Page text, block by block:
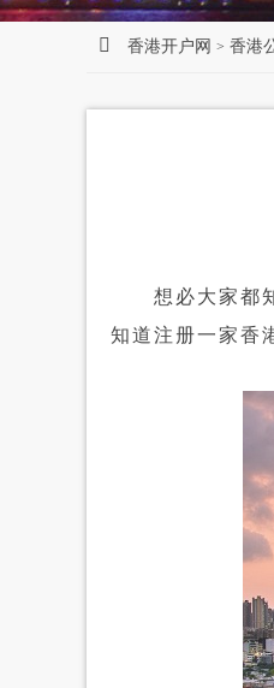
香港开户网 > 香港
想必大家都知
知道注册一家香